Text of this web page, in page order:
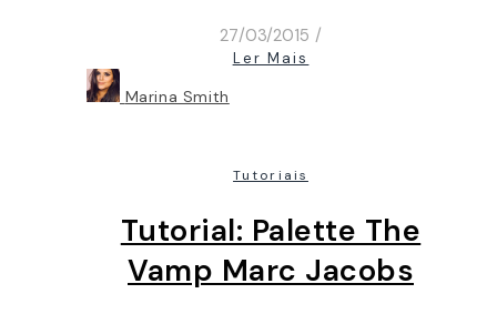
27/03/2015 /
Ler Mais
Marina Smith
Tutoriais
Tutorial: Palette The
Vamp Marc Jacobs